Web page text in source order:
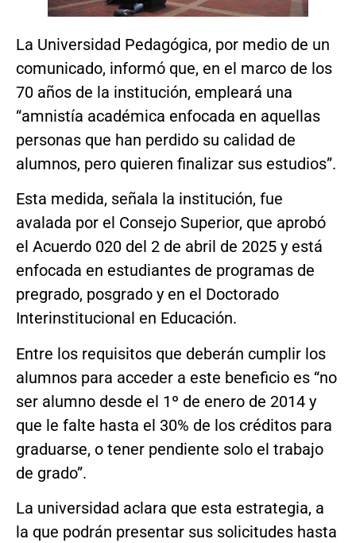
La Universidad Pedagógica, por medio de un
comunicado, informó que, en el marco de los
70 años de la institución, empleará una
“amnistía académica enfocada en aquellas
personas que han perdido su calidad de
alumnos, pero quieren finalizar sus estudios”.
Esta medida, señala la institución, fue
avalada por el Consejo Superior, que aprobó
el Acuerdo 020 del 2 de abril de 2025 y está
enfocada en estudiantes de programas de
pregrado, posgrado y en el Doctorado
Interinstitucional en Educación.
Entre los requisitos que deberán cumplir los
alumnos para acceder a este beneficio es “no
ser alumno desde el 1º de enero de 2014 y
que le falte hasta el 30% de los créditos para
graduarse, o tener pendiente solo el trabajo
de grado”.
La universidad aclara que esta estrategia, a
la que podrán presentar sus solicitudes hasta